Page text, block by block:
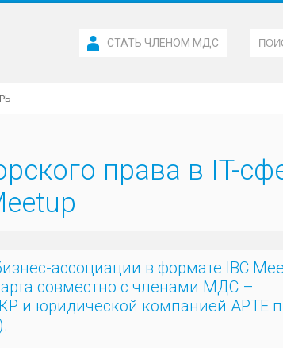
СТАТЬ ЧЛЕНОМ МДС
права в IT-
ассоциации в формате IBC
совместно с членами МДС –
и юридической компанией АРТЕ